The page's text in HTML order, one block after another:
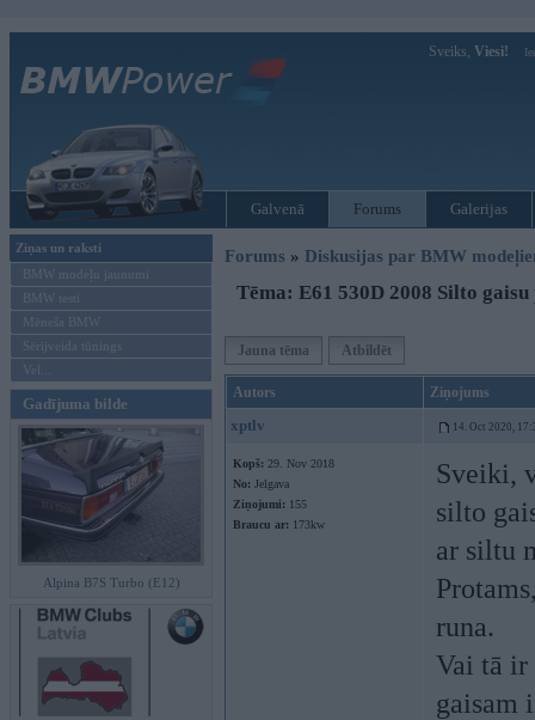
Sveiks, Viesi!
Galvenā Forums Galerijas
Ziņas un raksti
BMW modeļu jaunumi
BMW testi
Mēneša BMW
Sērijveida tūnings
Vel...
Gadījuma bilde
Alpina B7S Turbo (E12)
Forums » Diskusijas par BMW
Tēma: E61 530D 2008 Silto
Jauna tēma Atbildēt
Autors Ziņojums
xptlv 14. Oct 2020,
Kopš: 29. Nov 2018
No: Jelgava
Ziņojumi: 155
Braucu ar: 173kw
Sveiki,
silto
ar siltu
runa.
Vai tā ir
gaisam